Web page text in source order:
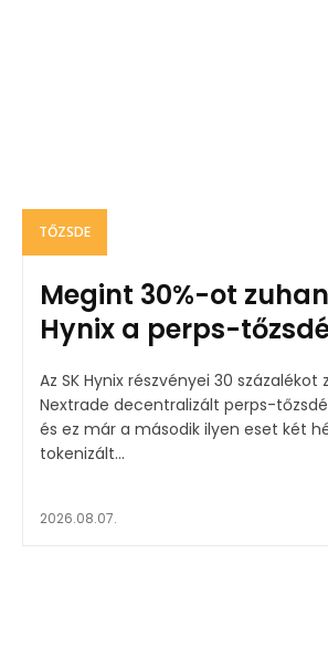
TŐZSDE
Megint 30%-ot
Hynix a perps-
Az SK Hynix részvényei 30 százalékot
Nextrade decentralizált perps-
és ez már a második ilyen eset két héten
tokenizált...
2026.08.07.